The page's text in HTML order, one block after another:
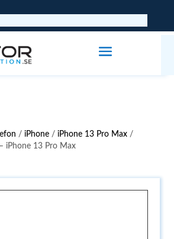
/ iPhone / iPhone 13 Pro Max /
iPhone 13 Pro Max